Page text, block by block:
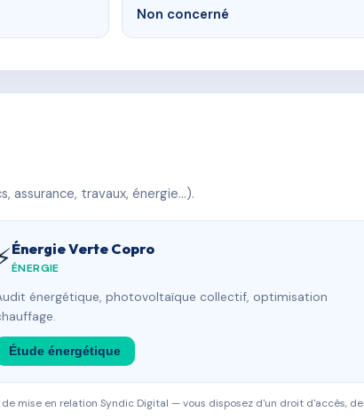
Non concerné
assurance, travaux, énergie…).
Énergie Verte Copro
ÉNERGIE
énergétique, photovoltaïque collectif, optimisation
Étude énergétique
mise en relation Syndic Digital — vous disposez d'un droit d'accès, de